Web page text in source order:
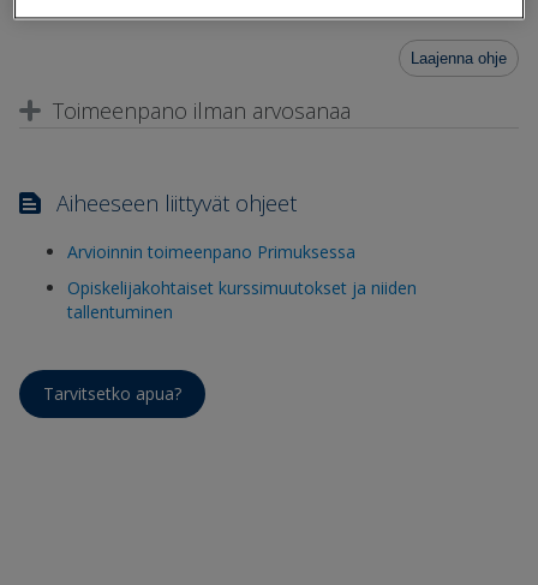
Laajenna ohje
Toimeenpano ilman arvosanaa
Aiheeseen liittyvät ohjeet
Arvioinnin toimeenpano Primuksessa
Opiskelijakohtaiset kurssimuutokset ja niiden
tallentuminen
Tarvitsetko apua?